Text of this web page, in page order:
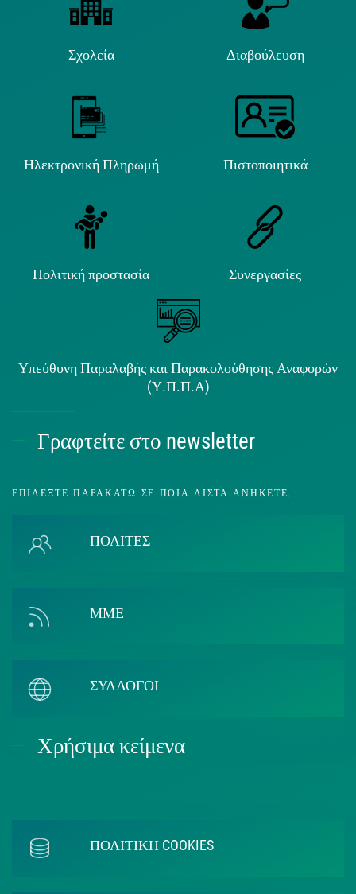
Σχολεία Διαβούλευση
Ηλεκτρονική Πληρωμή Πιστοποιητικά
Πολιτική προστασία Συνεργασίες
Υπεύθυνη Παραλαβής και Παρακολούθησης Αναφορών
(Υ.Π.Π.Α)
Γραφτείτε στο newsletter
ΕΠΙΛΈΞΤΕ ΠΑΡΑΚΆΤΩ ΣΕ ΠΟΙΑ ΛΊΣΤΑ ΑΝΉΚΕΤΕ.
ΠΟΛΙΤΕΣ
ΜΜΕ
ΣΥΛΛΟΓΟΙ
Χρήσιμα κείμενα
ΠΟΛΙΤΙΚΗ COOKIES